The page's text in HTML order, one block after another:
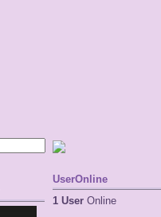
UserOnline
1 User Online